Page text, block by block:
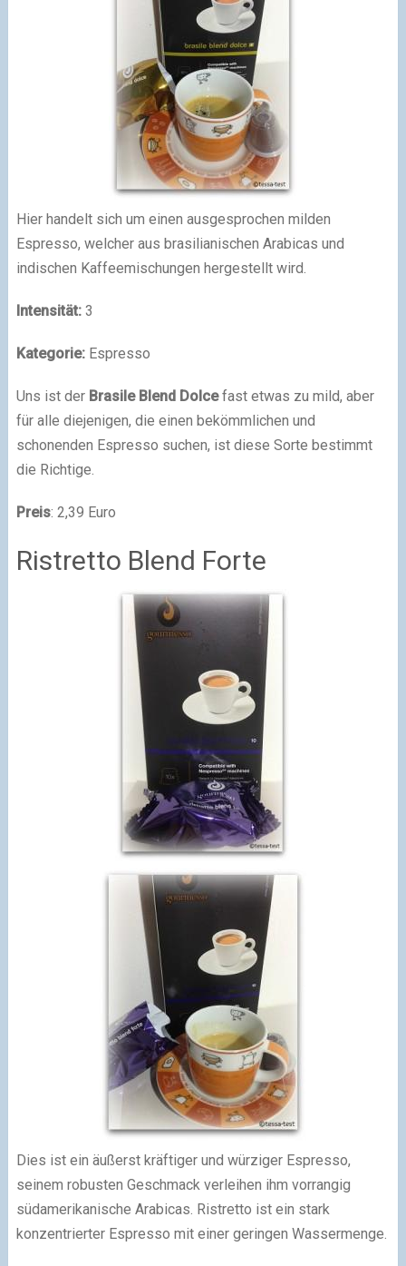
Hier handelt sich um einen ausgesprochen milden
Espresso, welcher aus brasilianischen Arabicas und
indischen Kaffeemischungen hergestellt wird.
Intensität:3
Kategorie:Espresso
Uns ist der Brasile Blend Dolcefast etwas zu mild, aber
für alle diejenigen, die einen bekömmlichen und
schonenden Espresso suchen, ist diese Sorte bestimmt
die Richtige.
Preis: 2,39 Euro
Ristretto Blend Forte
Dies ist ein äußerst kräftiger und würziger Espresso,
seinem robusten Geschmack verleihen ihm vorrangig
südamerikanische Arabicas. Ristretto ist ein stark
konzentrierter Espresso mit einer geringen Wassermenge.